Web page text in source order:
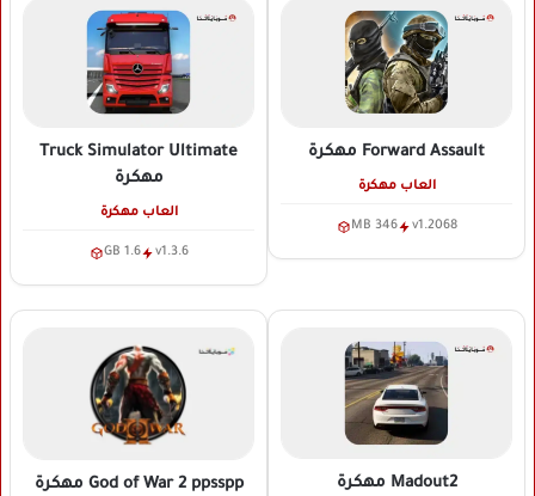
Forward Assault مهكرة
العاب مهكرة
v1.2068
346 MB
Truck Simulator Ultimate
مهكرة
العاب مهكرة
v1.3.6
1.6 GB
Madout2 مهكرة God of War 2 ppsspp مهكرة